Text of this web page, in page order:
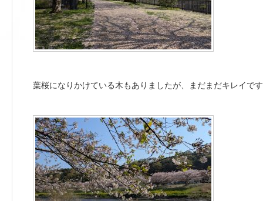
葉桜になりかけている木もありましたが、まだまだキレイで